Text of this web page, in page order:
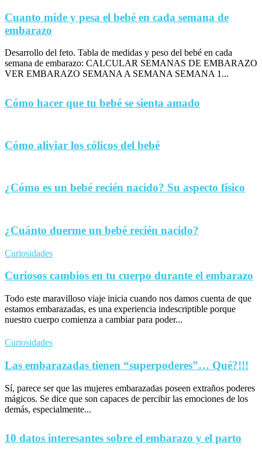
Cuanto mide y pesa el bebé en cada semana de
embarazo
Desarrollo del feto. Tabla de medidas y peso del bebé en cada
semana de embarazo: CALCULAR SEMANAS DE EMBARAZO
VER EMBARAZO SEMANA A SEMANA SEMANA 1...
Cómo hacer que tu bebé se sienta amado
Cómo aliviar los cólicos del bebé
¿Cómo es un bebé recién nacido? Su aspecto físico
¿Cuánto duerme un bebé recién nacido?
Curiosidades
Curiosos cambios en tu cuerpo durante el embarazo
Todo este maravilloso viaje inicia cuando nos damos cuenta de que
estamos embarazadas, es una experiencia indescriptible porque
nuestro cuerpo comienza a cambiar para poder...
Curiosidades
Las embarazadas tienen “superpoderes”… Qué?!!!
Sí, parece ser que las mujeres embarazadas poseen extraños poderes
mágicos. Se dice que son capaces de percibir las emociones de los
demás, especialmente...
10 datos interesantes sobre el embarazo y el parto